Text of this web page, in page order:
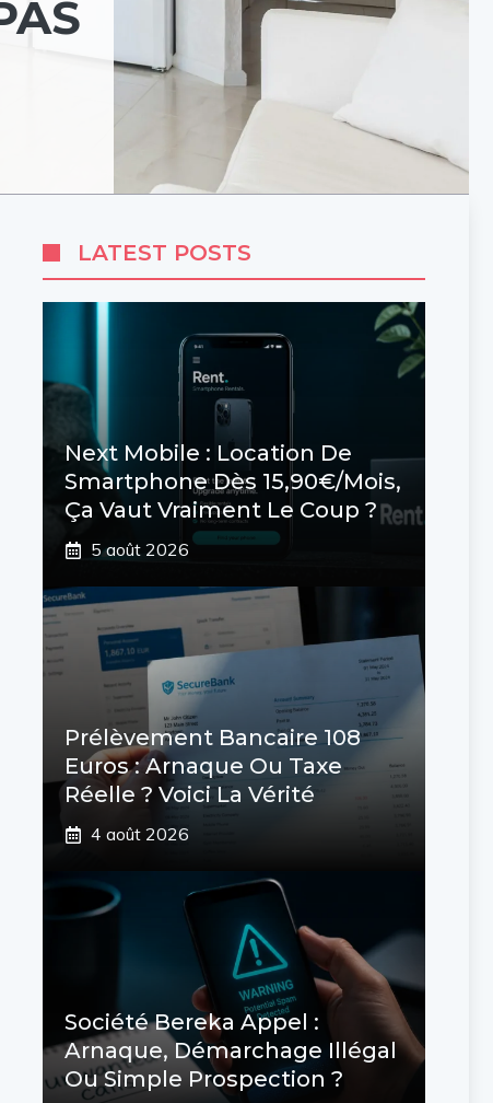
LATEST POSTS
Next Mobile : Location De
Smartphone Dès 15,90€/mois,
Ça Vaut Vraiment Le Coup ?
5 août 2026
Prélèvement Bancaire 108
Euros : Arnaque Ou Taxe
Réelle ? Voici La Vérité
4 août 2026
Société Bereka Appel :
Arnaque, Démarchage Illégal
Ou Simple Prospection ?